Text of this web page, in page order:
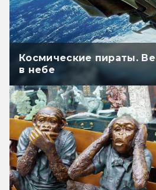
Космические пираты.
в небе